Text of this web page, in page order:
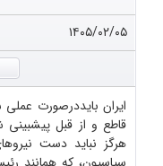
۱۴۰۵/۰۲/۰۵
ایران بایددرصورت
قاطع و از قبل
هرگز نباید دست